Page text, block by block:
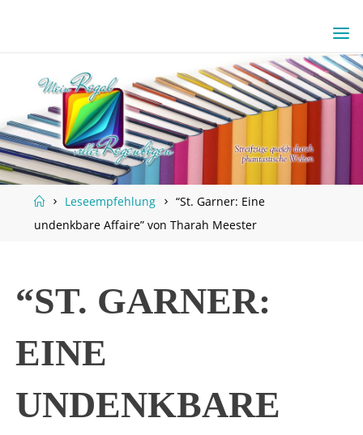
HomeLeseempfehlung
“St. Garner: Eine
undenkbare Affaire” von Tharah Meester
“ST. GARNER:
EINE
UNDENKBARE